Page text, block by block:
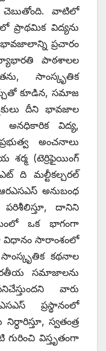
చెబుతోంది. వాటిలో
ప్రాథమిక విద్యను
ప్రచారం
పాఠశాలల
సాంస్కృతిక
కూడిన, సమాజ
దీని భావజాల
అనధికారిక విద్య,
అంచనాలు
శర్మ (టెర్రిఫైయింగ్
ది మల్టీకల్చరల్
అనుబంధ
దానిని
ఒక భాగంగా
విధానం సారాంశంలో
కథనాల
సమాజాలను
వారు
ప్రస్థానంలో
స్వతంత్ర
గురించి విస్తృతంగా